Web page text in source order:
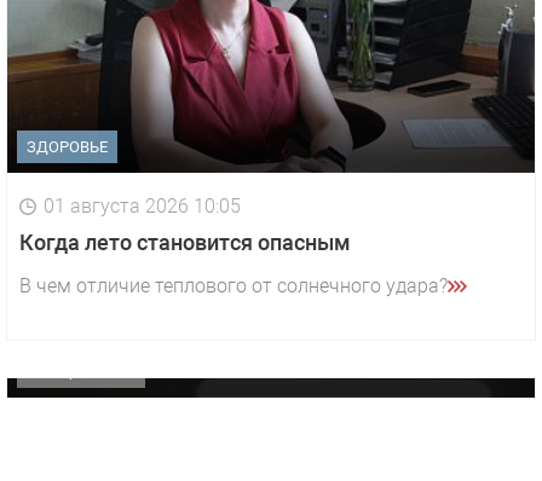
ЗДОРОВЬЕ
01 августа 2026 10:05
Когда лето становится опасным
В чем отличие теплового от солнечного удара?
«Звезда» Метрана стала главным героем нового